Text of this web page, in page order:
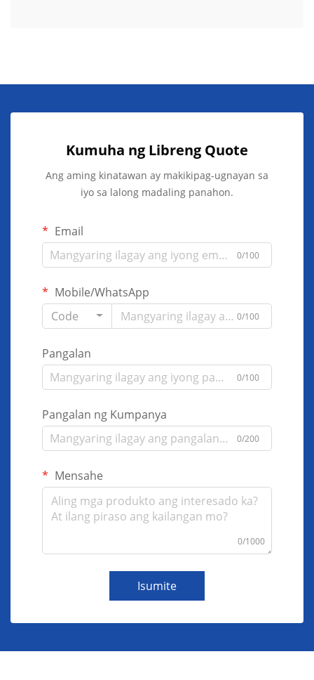
Kumuha ng Libreng Quote
Ang aming kinatawan ay makikipag-ugnayan sa
iyo sa lalong madaling panahon.
Email
0/100
Mobile/WhatsApp
Code
0/100
Pangalan
0/100
Pangalan ng Kumpanya
0/200
Mensahe
0/1000
Isumite